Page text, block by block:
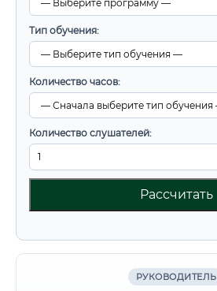
Тип обучения:
Количество часов:
Количество слушателей:
Рассчитать
РУКОВОДИТЕЛЬ